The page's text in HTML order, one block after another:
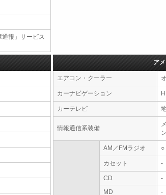
報」サービス
ア
エアコン・クーラー
カーナビゲーション
カーテレビ
情報通信系装備
AM／FMラジオ ○
カセット -
CD
-
MD
-